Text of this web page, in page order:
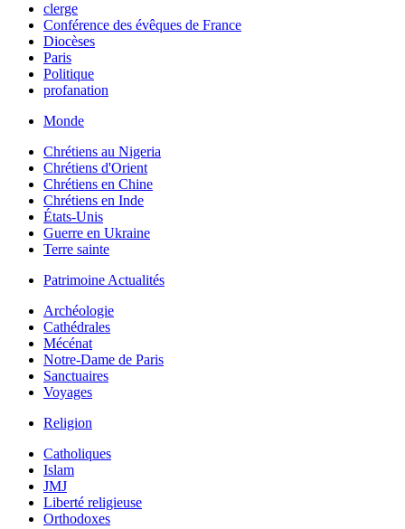
clerge
Conférence des évêques de France
Diocèses
Paris
Politique
profanation
Monde
Chrétiens au Nigeria
Chrétiens d'Orient
Chrétiens en Chine
Chrétiens en Inde
États-Unis
Guerre en Ukraine
Terre sainte
Patrimoine Actualités
Archéologie
Cathédrales
Mécénat
Notre-Dame de Paris
Sanctuaires
Voyages
Religion
Catholiques
Islam
JMJ
Liberté religieuse
Orthodoxes